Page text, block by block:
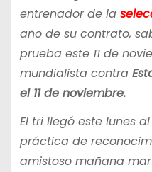
entrenador de la
año de su contrato,
prueba este 11 de
mundialista contra
el 11 de noviembre.
El tri llegó este lunes al
práctica de
amistoso mañana